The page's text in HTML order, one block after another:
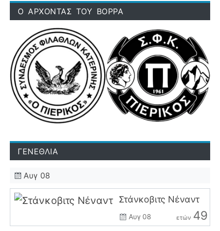
Ο ΑΡΧΟΝΤΑΣ ΤΟΥ ΒΟΡΡΑ
ΓΕΝΕΘΛΙΑ
Αυγ 08
Στάνκοβιτς Νέναντ
Αυγ 08 ετών 49